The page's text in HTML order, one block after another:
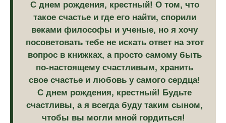
С днем рождения, крестный! О том, что
такое счастье и где его найти, спорили
веками философы и ученые, но я хочу
посоветовать тебе не искать ответ на этот
вопрос в книжках, а просто самому быть
по-настоящему счастливым, хранить
свое счастье и любовь у самого сердца!
С днем рождения, крестный! Будьте
счастливы, а я всегда буду таким сыном,
чтобы вы могли мной гордиться!